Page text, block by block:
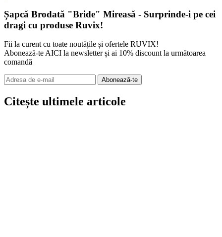
Șapcă Brodată "Bride" Mireasă - Surprinde-i pe cei
dragi cu produse Ruvix!
Fii la curent cu toate noutățile și ofertele RUVIX!
Abonează-te AICI la newsletter și ai 10% discount la următoarea
comandă
Abonează-te
Citește ultimele articole